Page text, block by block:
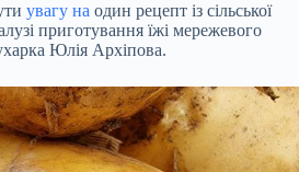
увагу на один рецепт із сільської
приготування їжі мережевого
Юлія Архіпова.